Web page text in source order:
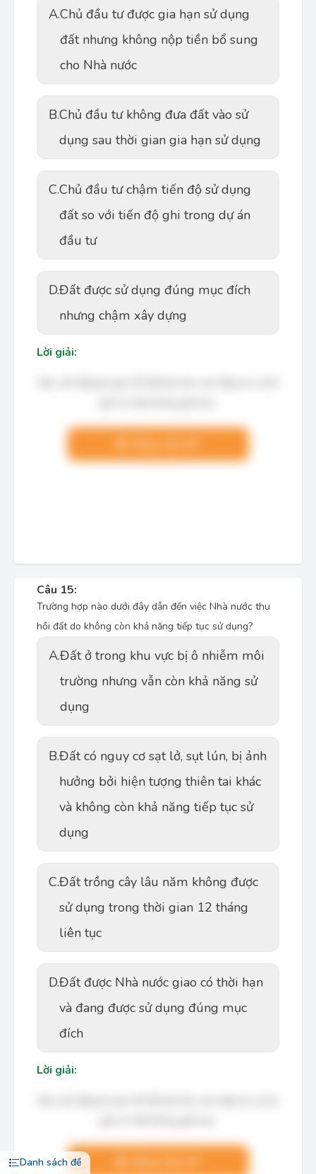
Danh sách đề
A.Chủ đầu tư được gia hạn sử dụng
đất nhưng không nộp tiền bổ sung
cho Nhà nước
B.Chủ đầu tư không đưa đất vào sử
dụng sau thời gian gia hạn sử dụng
C.Chủ đầu tư chậm tiến độ sử dụng
đất so với tiến độ ghi trong dự án
đầu tư
D.Đất được sử dụng đúng mục đích
nhưng chậm xây dựng
Lời giải:
Câu 15:
Trường hợp nào dưới đây dẫn đến việc Nhà nước thu
hồi đất do không còn khả năng tiếp tục sử dụng?
A.Đất ở trong khu vực bị ô nhiễm môi
trường nhưng vẫn còn khả năng sử
dụng
B.Đất có nguy cơ sạt lở, sụt lún, bị ảnh
hưởng bởi hiện tượng thiên tai khác
và không còn khả năng tiếp tục sử
dụng
C.Đất trồng cây lâu năm không được
sử dụng trong thời gian 12 tháng
liên tục
D.Đất được Nhà nước giao có thời hạn
và đang được sử dụng đúng mục
đích
Lời giải: